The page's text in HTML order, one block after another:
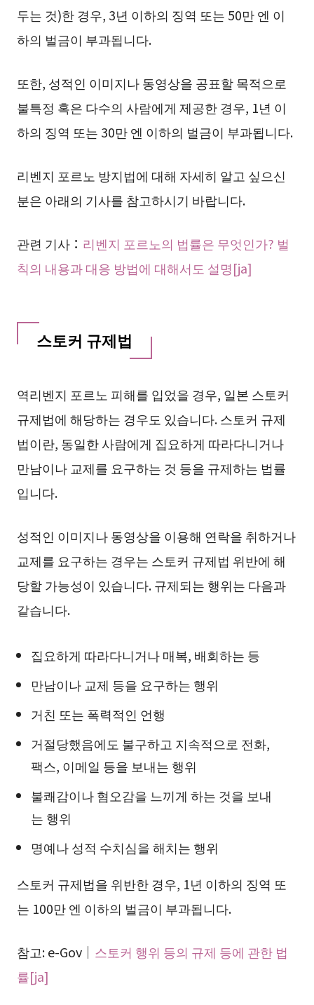
두는 것)한 경우, 3년 이하의 징역 또는 50만 엔 이
하의 벌금이 부과됩니다.
또한, 성적인 이미지나 동영상을 공표할 목적으로
불특정 혹은 다수의 사람에게 제공한 경우, 1년 이
하의 징역 또는 30만 엔 이하의 벌금이 부과됩니다.
리벤지 포르노 방지법에 대해 자세히 알고 싶으신
분은 아래의 기사를 참고하시기 바랍니다.
관련 기사： 리벤지 포르노의 법률은 무엇인가? 벌
칙의 내용과 대응 방법에 대해서도 설명[ja]
스토커 규제법
역리벤지 포르노 피해를 입었을 경우, 일본 스토커
규제법에 해당하는 경우도 있습니다. 스토커 규제
법이란, 동일한 사람에게 집요하게 따라다니거나
만남이나 교제를 요구하는 것 등을 규제하는 법률
입니다.
성적인 이미지나 동영상을 이용해 연락을 취하거나
교제를 요구하는 경우는 스토커 규제법 위반에 해
당할 가능성이 있습니다. 규제되는 행위는 다음과
같습니다.
집요하게 따라다니거나 매복, 배회하는 등
만남이나 교제 등을 요구하는 행위
거친 또는 폭력적인 언행
거절당했음에도 불구하고 지속적으로 전화,
팩스, 이메일 등을 보내는 행위
불쾌감이나 혐오감을 느끼게 하는 것을 보내
는 행위
명예나 성적 수치심을 해치는 행위
스토커 규제법을 위반한 경우, 1년 이하의 징역 또
는 100만 엔 이하의 벌금이 부과됩니다.
참고: e-Gov｜ 스토커 행위 등의 규제 등에 관한 법
률[ja]